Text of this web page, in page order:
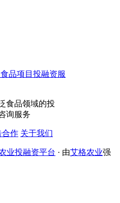
食品领域的投
询服务
合作 关于我们
业投融资平台 · 由艾格农业强